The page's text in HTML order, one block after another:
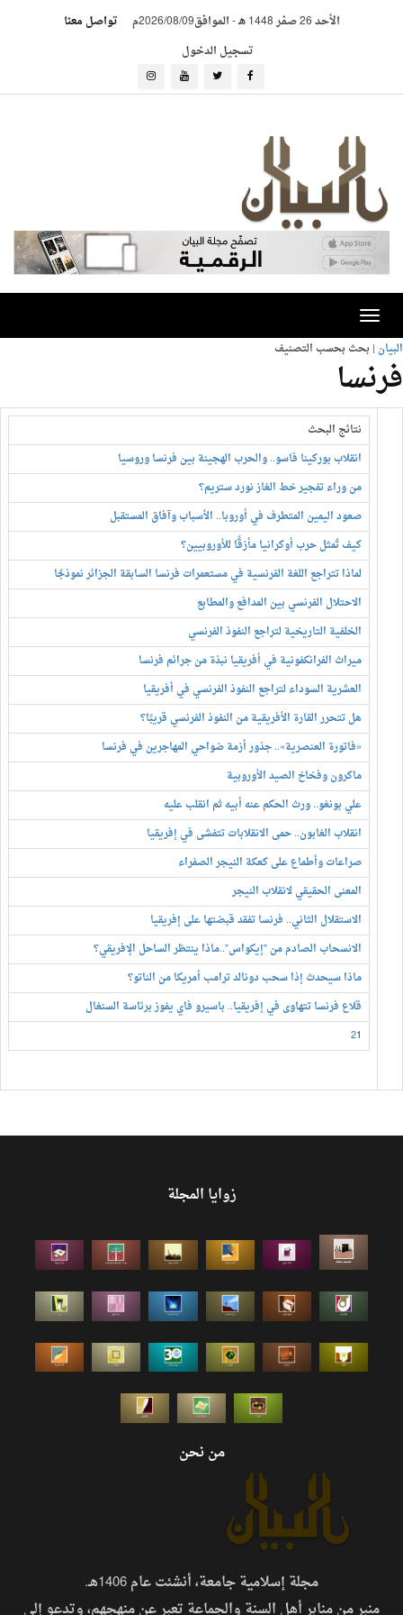
الأحد 26 صفر 1448 هـ -الموافق2026/08/09م
تواصل معنا
تسجيل الدخول
Toggle
navigation البيان | بحث بحسب التصنيف
فرنسا
نتائج البحث
انقلاب بوركينا فاسو.. والحرب الهجينة بين فرنسا وروسيا
من وراء تفجير خط الغاز نورد ستريم؟
صعود اليمين المتطرف في أوروبا.. الأسباب وآفاق المستقبل
كيف تُمثل حرب أوكرانيا مأزقًا للأوروبيين؟
لماذا تتراجع اللغة الفرنسية في مستعمرات فرنسا السابقة الجزائر نموذجًا
الاحتلال الفرنسي بين المدافع والمطابع
الخلفية التاريخية لتراجع النفوذ الفرنسي
ميراث الفرانكفونية في أفريقيا نبذة من جرائم فرنسا
العشرية السوداء لتراجع النفوذ الفرنسي في أفريقيا
هل تتحرر القارة الأفريقية من النفوذ الفرنسي قريبًا؟
«فاتورة العنصرية».. جذور أزمة ضواحي المهاجرين في فرنسا
ماكرون وفخاخ الصيد الأوروبية
علي بونغو.. ورث الحكم عنه أبيه ثم انقلب عليه
انقلاب الغابون.. حمى الانقلابات تتفشى في إفريقيا
صراعات وأطماع على كعكة النيجر الصفراء
المعنى الحقيقي لانقلاب النيجر
الاستقلال الثاني.. فرنسا تفقد قبضتها على إفريقيا
الانسحاب الصادم من "إيكواس"..ماذا ينتظر الساحل الإفريقي؟
ماذا سيحدث إذا سحب دونالد ترامب أمريكا من الناتو؟
قلاع فرنسا تتهاوى في إفريقيا.. باسيرو فاي يفوز برئاسة السنغال
1
2
زوايا المجلة
من نحن
مجلة إسلامية جامعة، أنشئت عام 1406هـ.